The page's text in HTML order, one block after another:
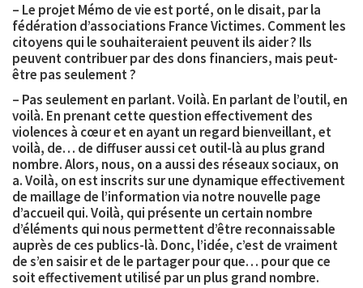
– Le projet Mémo de vie est porté, on le disait, par la
fédération d’associations France Victimes. Comment les
citoyens qui le souhaiteraient peuvent ils aider ? Ils
peuvent contribuer par des dons financiers, mais peut-
être pas seulement ?
– Pas seulement en parlant. Voilà. En parlant de l’outil, en
voilà. En prenant cette question effectivement des
violences à cœur et en ayant un regard bienveillant, et
voilà, de… de diffuser aussi cet outil-là au plus grand
nombre. Alors, nous, on a aussi des réseaux sociaux, on
a. Voilà, on est inscrits sur une dynamique effectivement
de maillage de l’information via notre nouvelle page
d’accueil qui. Voilà, qui présente un certain nombre
d’éléments qui nous permettent d’être reconnaissable
auprès de ces publics-là. Donc, l’idée, c’est de vraiment
de s’en saisir et de le partager pour que… pour que ce
soit effectivement utilisé par un plus grand nombre.